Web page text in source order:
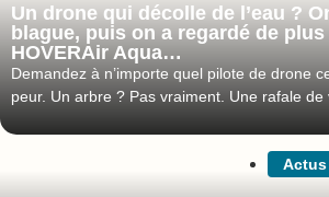
Un drone qui décolle de l’eau ?
blague, puis on a regardé de
HOVERAir Aqua…
Demandez à n’importe quel pilote de drone
peur. Un arbre ? Pas vraiment. Une rafale de
Actus